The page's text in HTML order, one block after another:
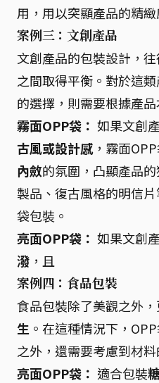
用，用以突顯產品的精緻
案例三：文創產品
文創產品的包裝設計，
之間取得平衡。對於這
的選擇，則需要根據產
霧面OPP袋： 如果文創
古風或設計感，霧面
內斂的氛圍，凸顯產品
製品、復古風格的明信
袋包裝。
亮面OPP袋： 如果文創
潑 ，且
案例四：食品包裝
食品包裝除了美觀之外
生 。在這種情況下，
之外，還需要考慮到材
亮面OPP袋： 適合包裝